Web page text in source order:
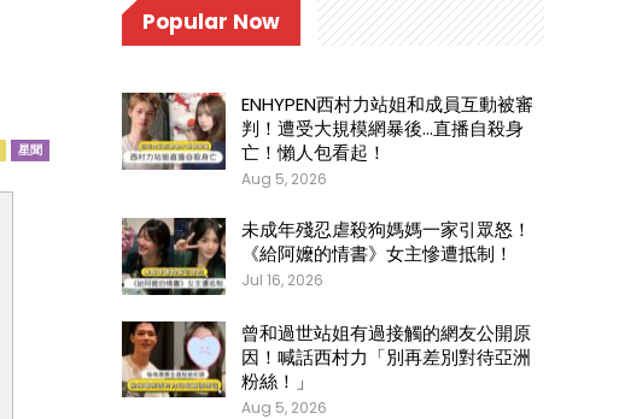
星聞
Popular Now
ENHYPEN西村力站姐和成員互動被審
判！遭受大規模網暴後…直播自殺身
亡！懶人包看起！
Aug 5, 2026
未成年殘忍虐殺狗媽媽一家引眾怒！
《給阿嬤的情書》女主慘遭抵制！
Jul 16, 2026
曾和過世站姐有過接觸的網友公開原
因！喊話西村力「別再差別對待亞洲
粉絲！」
Aug 5, 2026